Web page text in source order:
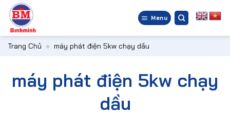
qua
nội
dung
Menu
Trang Chủ » máy phát điện 5kw chạy dầu
máy phát điện 5kw chạy
dầu